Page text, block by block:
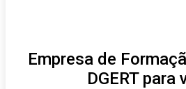
Empresa de
DGERT para